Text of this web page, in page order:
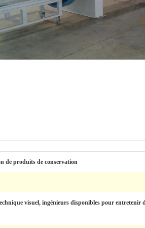
de produits de conservation
visuel, ingénieurs disponibles pour entretenir